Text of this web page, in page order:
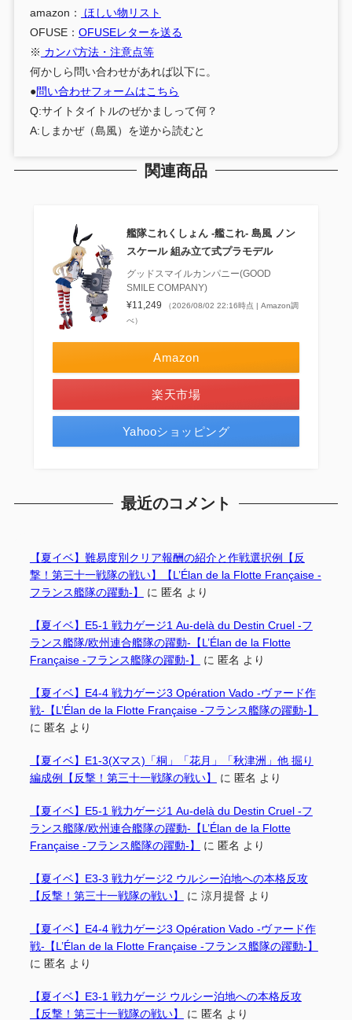
amazon：
ほしい物リスト
OFUSE： OFUSEレターを送る
※ カンパ方法・注意点等
何かしら問い合わせがあれば以下に。
●問い合わせフォームはこちら
Q:サイトタイトルのぜかましって何？
A:しまかぜ（島風）を逆から読むと
関連商品
艦隊これくしょん ‐艦これ‐ 島風 ノン
スケール 組み立て式プラモデル
グッドスマイルカンパニー(GOOD
SMILE COMPANY)
¥11,249
（2026/08/02 22:16時点 | Amazon調
べ）
Amazon
楽天市場
Yahooショッピング
最近のコメント
【夏イベ】難易度別クリア報酬の紹介と作戦選択例【反
撃！第三十一戦隊の戦い】【L’Élan de la Flotte Française -
フランス艦隊の躍動-】
に 匿名 より
【夏イベ】E5-1 戦力ゲージ1 Au-delà du Destin Cruel -フ
ランス艦隊/欧州連合艦隊の躍動-【L’Élan de la Flotte
Française -フランス艦隊の躍動-】
に 匿名 より
【夏イベ】E4-4 戦力ゲージ3 Opération Vado -ヴァード作
戦-【L’Élan de la Flotte Française -フランス艦隊の躍動-】
に 匿名 より
【夏イベ】E1-3(Xマス)「桐」「花月」「秋津洲」他 掘り
編成例【反撃！第三十一戦隊の戦い】
に 匿名 より
【夏イベ】E5-1 戦力ゲージ1 Au-delà du Destin Cruel -フ
ランス艦隊/欧州連合艦隊の躍動-【L’Élan de la Flotte
Française -フランス艦隊の躍動-】
に 匿名 より
【夏イベ】E3-3 戦力ゲージ2 ウルシー泊地への本格反攻
【反撃！第三十一戦隊の戦い】
に 涼月提督 より
【夏イベ】E4-4 戦力ゲージ3 Opération Vado -ヴァード作
戦-【L’Élan de la Flotte Française -フランス艦隊の躍動-】
に 匿名 より
【夏イベ】E3-1 戦力ゲージ ウルシー泊地への本格反攻
【反撃！第三十一戦隊の戦い】
に 匿名 より